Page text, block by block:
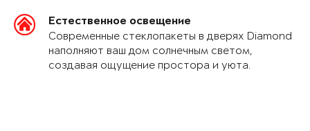
Естественное освещение
Современные стеклопакеты в дверях Diamond
наполняют ваш дом солнечным светом,
создавая ощущение простора и уюта.